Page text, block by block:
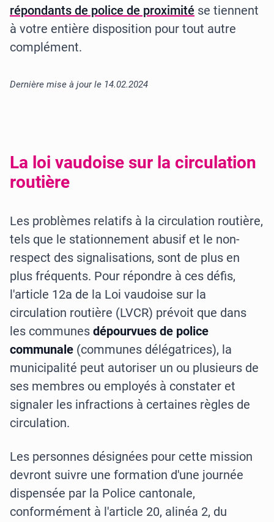
répondants de police de proximité se tiennent
à votre entière disposition pour tout autre
complément.
Dernière mise à jour le 14.02.2024
La loi vaudoise sur la circulation
routière
Les problèmes relatifs à la circulation routière,
tels que le stationnement abusif et le non-
respect des signalisations, sont de plus en
plus fréquents. Pour répondre à ces défis,
l'article 12a de la Loi vaudoise sur la
circulation routière (LVCR) prévoit que dans
les communes dépourvues de police
communale (communes délégatrices), la
municipalité peut autoriser un ou plusieurs de
ses membres ou employés à constater et
signaler les infractions à certaines règles de
circulation.
Les personnes désignées pour cette mission
devront suivre une formation d'une journée
dispensée par la Police cantonale,
conformément à l'article 20, alinéa 2, du